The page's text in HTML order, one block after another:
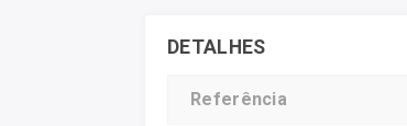
DETALHES
Referência